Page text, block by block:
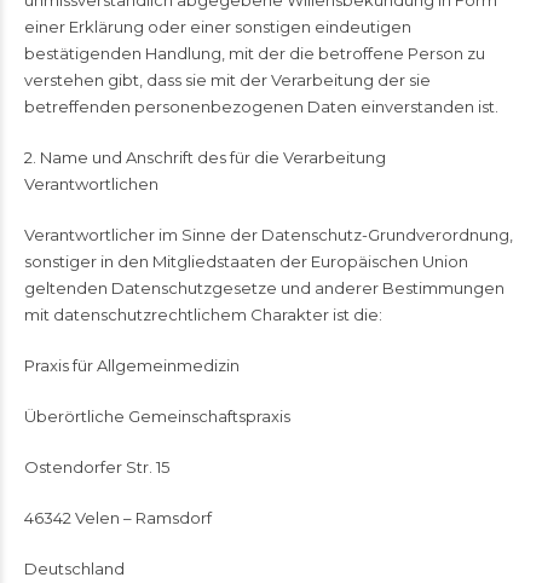
einer Erklärung oder einer sonstigen eindeutigen
bestätigenden Handlung, mit der die betroffene Person zu
verstehen gibt, dass sie mit der Verarbeitung der sie
betreffenden personenbezogenen Daten einverstanden ist.
2. Name und Anschrift des für die Verarbeitung
Verantwortlichen
Verantwortlicher im Sinne der Datenschutz-Grundverordnung,
sonstiger in den Mitgliedstaaten der Europäischen Union
geltenden Datenschutzgesetze und anderer Bestimmungen
mit datenschutzrechtlichem Charakter ist die:
Praxis für Allgemeinmedizin
Überörtliche Gemeinschaftspraxis
Ostendorfer Str. 15
46342 Velen – Ramsdorf
Deutschland